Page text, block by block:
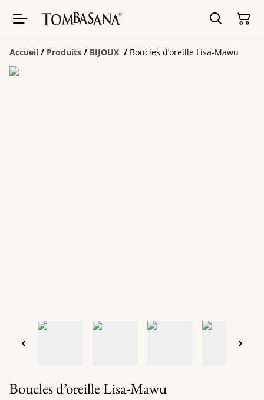
Accueil / Produits / BIJOUX / Boucles d’oreille Lisa-Mawu
Boucles d’oreille Lisa-Mawu